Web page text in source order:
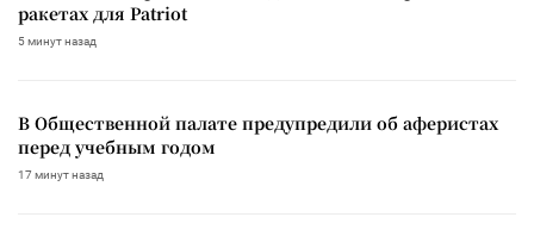
ракетах для Patriot
5 минут назад
В Общественной палате предупредили об аферистах
перед учебным годом
17 минут назад